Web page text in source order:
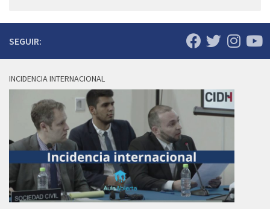
SEGUIR:
INCIDENCIA INTERNACIONAL